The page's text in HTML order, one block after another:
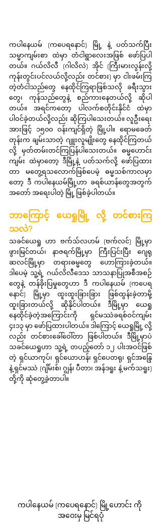
ကပါနေယမ် (ကပေရနောင်) မြို့ နဲ့ ပတ်သက်ပြီး
သမ္မာကျမ်းစာ ထဲမှာ တံငါရွာလေးအဖြစ် ဖော်ပြပါ
တယ်။ ဂယ်လိလီ (ဂါလိလဲ) အိုင် (ကြီးမားလွန်းလို့
ကုန်းတွင်းပင်လယ်လို့လည်း တင်စား) မှာ ငါးဖမ်းကြ
တဲ့တံငါသည်တွေ နေထိုင်ကြရာဖြစ်သလို ခရီးသွား
တွေ၊ ကုန်သည်တွေနဲ့ စည်ကားနေတယ်လို့ ဆိုပါ
တယ်။ အရင်ကတော့ ပါလက်စတိုင်းနိုင်ငံ ထဲမှာ
ပါဝင်ခဲ့တယ်လို့လည်း ဆိုကြပါသေးတယ်။ လူဦးရေး
အားဖြင့် ၁၅၀၀ ဝန်းကျင်ရှိတဲ့ မြို့ပါ။ ရောမခေတ်
တုန်းက ချမ်းသာတဲ့ ဂျူးလူမျိုးတွေ နေထိုင်ကြတယ်
လို့ မှတ်တမ်းတင်ကြပြန်ပါသေးတယ်။ ဓမ္မဟောင်း
ကျမ်း ထဲမှာတော့ ဒီမြို့နဲ့ ပတ်သက်လို့ ဖော်ပြထား
တာ မတွေ့ရသလောက်ဖြစ်ပေမဲ့ ဓမ္မသစ်ကာလမှာ
တော့ ဒီ ကပါနေယမ်မြို့ဟာ ခရစ်ယာန်တွေအတွက်
အတော် အရေးပါတဲ့ မြို့ ဖြစ်ခဲ့ပါတယ်။
ဘာကြောင့် ယေရှုမြို့ လို့ တင်စားကြ
သလဲ?
သခင်ယေရှု ဟာ ဗက်သ်လဟမ် (ဗက်လင်) မြို့မှာ
ဖွားမြင်တယ်၊ နာဇရက်မြို့မှာ ကြီးပြင်းပြီး ဂျေရု
ဆလင်မြို့မှာ တရားဓမ္မတွေ ဟောကြားခဲ့တယ်။
ဒါပေမဲ့ သူ့ရဲ့ ဂယ်လိလီဒေသ သာသနာပြုအစီအစဉ်
တွေနဲ့ တန်ခိုးပြမှုတွေဟာ ဒီ ကပါနေယမ် (ကပေရ
နောင်) မြို့မှာ ထူးထူးခြားခြား ဖြစ်ထွန်းခဲ့တာမို့
ထူးခြားတယ်လို့ ဆိုနိုင်ပါတယ်။ ဒီမြို့မှာ ယေရှု
နေထိုင်ခဲ့တဲ့အကြောင်းကို ရှင်မဿဲခရစ်ဝင်ကျမ်း
၄း၁၃ မှာ ဖော်ပြထားပါတယ်။ ဒါကြောင့် ယေရှုမြို့ လို့
လည်း တင်စားခေါ်ဝေါ်တာ ဖြစ်ပါတယ်။ ဒီမြို့မှာပဲ
သခင်ယေရှုဟာ သူ့ရဲ့ တပည့်တော် ၁၂ ပါးအဝင်ဖြစ်
တဲ့ ရှင်ယာကုပ်၊ ရှင်ယောဟန်၊ ရှင်ပေတရု၊ ရှင်အန္ဒြေ
နဲ့ ရှင်မဿဲ (ဂျိမ်းစ်၊ ဂျွန်၊ ပီတာ၊ အန်ဒရူး နဲ့ မက်သရူး)
တို့ကို ဆုံတွေ့ခဲ့တာပါ။
ကပါ​နေယမ် (ကပေရနောင်) မြို့ဟောင်း ကို
အဝေးမှ မြင်ရပုံ